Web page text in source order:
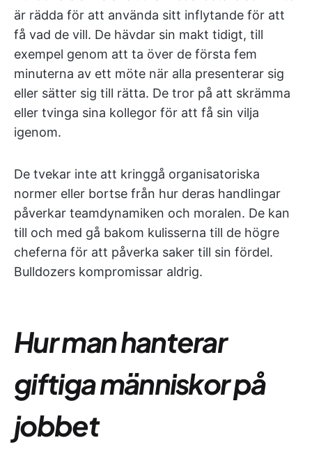
är rädda för att använda sitt inflytande för att
få vad de vill. De hävdar sin makt tidigt, till
exempel genom att ta över de första fem
minuterna av ett möte när alla presenterar sig
eller sätter sig till rätta. De tror på att skrämma
eller tvinga sina kollegor för att få sin vilja
igenom.
De tvekar inte att kringgå organisatoriska
normer eller bortse från hur deras handlingar
påverkar teamdynamiken och moralen. De kan
till och med gå bakom kulisserna till de högre
cheferna för att påverka saker till sin fördel.
Bulldozers kompromissar aldrig.
Hur man hanterar
giftiga människor på
jobbet